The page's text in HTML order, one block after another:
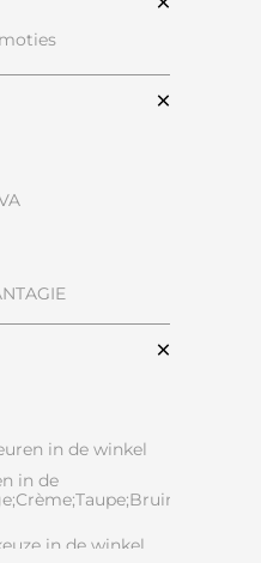
WORLD
in de winkel
in de
in de winkel